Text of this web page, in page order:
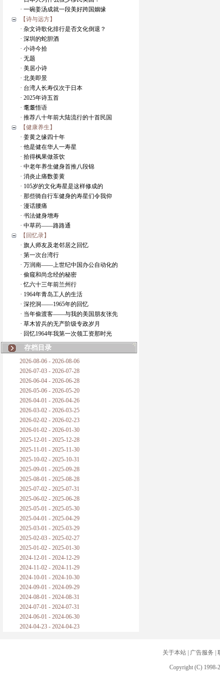
· 一碗姜汤成就一段美好跨国姻缘
【诗与远方】
· 杂文诗歌化排行是否文化倒退？
· 深圳的蛇胆酒
· 小诗今拾
· 无题
· 美居小诗
· 北美即景
· 台湾人长寿仅次于日本
· 2025年诗五首
· 耄耋悟语
· 推荐八十年前大陆流行的十首民国
【健康养生】
· 姜黄之缘四十年
· 他是健在华人一寿星
· 拾得枫果做茶饮
· 中老年养生健身首推八段锦
· 消炎止痛数姜黄
· 105岁的文化寿星是这样修成的
· 那些骑自行车健身的寿星们令我仰
· 漫话腰痛
· 书法健身增寿
· 中草药——路路通
【回忆录】
· 旗人师友及老邻居之回忆
· 第一次台湾行
· 万润南——上世纪中国办公自动化的
· 偷窥和尚念经的秘密
· 忆六十三年前兰州行
· 1964年青岛工人的生活
· 深挖洞——1965年的回忆
· 当年偷渡客——与我的美国朋友张先
· 草木皆兵的无产阶级专政岁月
· 回忆1964年我第一次领工资那时光
存档目录
2026-08-06 - 2026-08-06
2026-07-03 - 2026-07-28
2026-06-04 - 2026-06-28
2026-05-06 - 2026-05-20
2026-04-01 - 2026-04-26
2026-03-02 - 2026-03-25
2026-02-02 - 2026-02-23
2026-01-02 - 2026-01-30
2025-12-01 - 2025-12-28
2025-11-01 - 2025-11-30
2025-10-02 - 2025-10-31
2025-09-01 - 2025-09-28
2025-08-01 - 2025-08-28
2025-07-02 - 2025-07-31
2025-06-02 - 2025-06-28
2025-05-01 - 2025-05-30
2025-04-01 - 2025-04-29
2025-03-01 - 2025-03-29
2025-02-03 - 2025-02-27
2025-01-02 - 2025-01-30
2024-12-01 - 2024-12-29
2024-11-02 - 2024-11-29
2024-10-01 - 2024-10-30
2024-09-01 - 2024-09-29
2024-08-01 - 2024-08-31
2024-07-01 - 2024-07-31
2024-06-01 - 2024-06-30
2024-04-23 - 2024-04-23
关于本站| 广告服务
Copyright (C) 1998-